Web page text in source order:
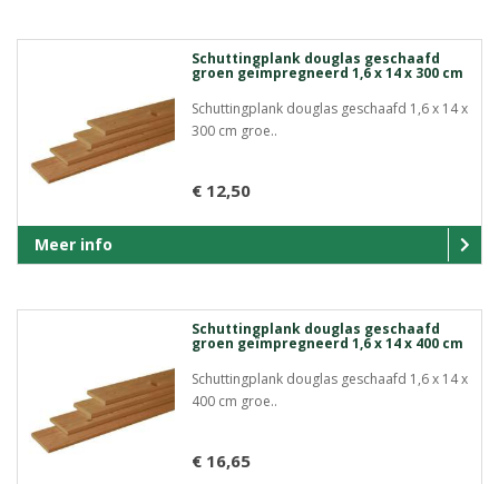
Schuttingplank douglas geschaafd
groen geïmpregneerd 1,6 x 14 x 300 cm
Schuttingplank douglas geschaafd 1,6 x 14 x
300 cm groe..
€ 12,50
Meer info
Schuttingplank douglas geschaafd
groen geïmpregneerd 1,6 x 14 x 400 cm
Schuttingplank douglas geschaafd 1,6 x 14 x
400 cm groe..
€ 16,65